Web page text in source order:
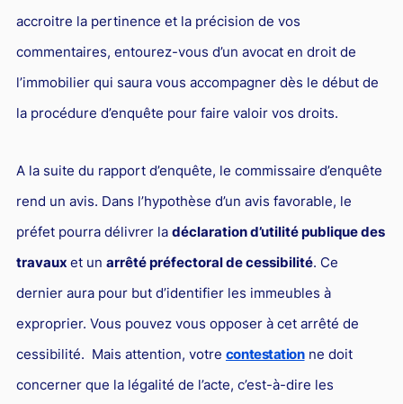
accroitre la pertinence et la précision de vos
commentaires, entourez-vous d’un avocat en droit de
l’immobilier qui saura vous accompagner dès le début de
la procédure d’enquête pour faire valoir vos droits.
A la suite du rapport d’enquête, le commissaire d’enquête
rend un avis. Dans l’hypothèse d’un avis favorable, le
préfet pourra délivrer la déclaration d’utilité publique des
travaux et un arrêté préfectoral de cessibilité. Ce
dernier aura pour but d’identifier les immeubles à
exproprier. Vous pouvez vous opposer à cet arrêté de
cessibilité. Mais attention, votre contestationne doit
concerner que la légalité de l’acte, c’est-à-dire les